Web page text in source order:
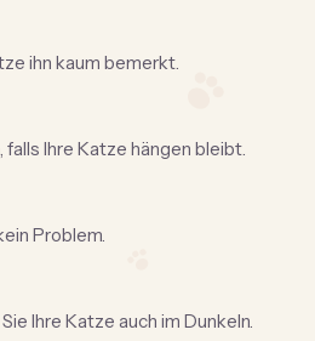
ihn kaum bemerkt.
Ihre Katze hängen bleibt.
Problem.
Ihre Katze auch im Dunkeln.